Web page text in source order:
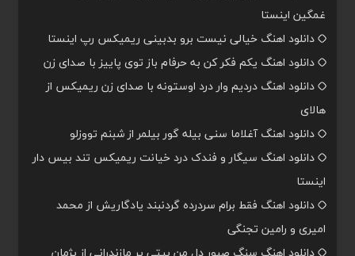
غمگین اینستا
دانلود اهنگ خیالی نیست برو بدبینی ریمیکس رپ اینستا
دانلود اهنگ یکم فکر کن به حرفام باز توی پاییز با صدای زن
دانلود اهنگ دردیم وار درد اوستونه با صدای زن ریمیکس از
هالای
دانلود اهنگ آغلاما سنی بیله گور بیلمر از شبنم تووزلو
دانلود اهنگ سیگار و فندک درد خیانت ریمیکس تند بیس دار
اینستا
دانلود اهنگ فقط برام سردرده گردنبند یادگاریش از محمد
امیری و رامین تجنگی
دانلود اهنگ سنگ صبور دل من بیتی پر مازندرانی از پژمان